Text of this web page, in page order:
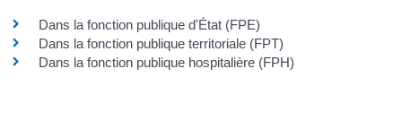
Dans la fonction publique d'État (FPE)
Dans la fonction publique territoriale (FPT)
Dans la fonction publique hospitalière (FPH)